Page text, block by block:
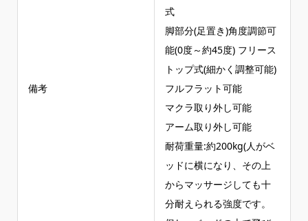
備考
式
脚部分(足置き)角度調節可
能(0度～約45度) フリース
トップ式(細かく調整可能)
フルフラット可能
マクラ取り外し可能
アーム取り外し可能
耐荷重量:約200kg(人がベ
ッドに横になり、その上
からマッサージしても十
分耐えられる強度です。